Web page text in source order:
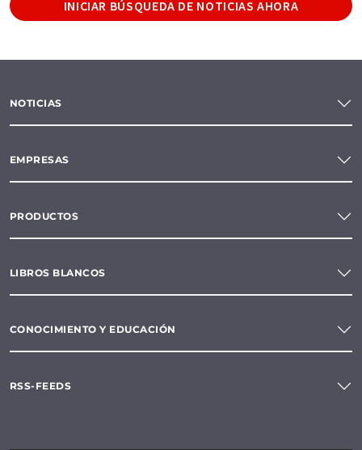
INICIAR BÚSQUEDA DE NOTICIAS AHORA
NOTICIAS
EMPRESAS
PRODUCTOS
LIBROS BLANCOS
CONOCIMIENTO Y EDUCACIÓN
RSS-FEEDS